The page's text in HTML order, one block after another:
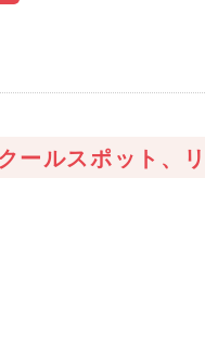
ールスポット、